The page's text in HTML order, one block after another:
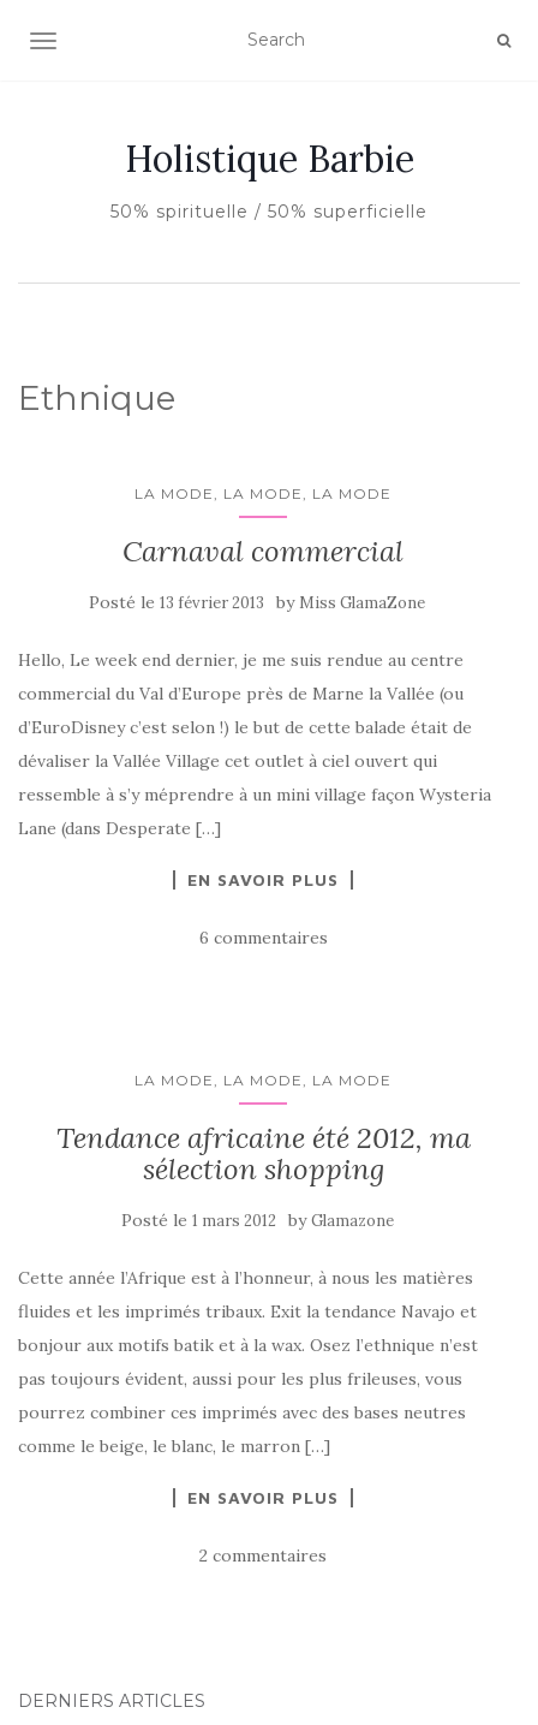
AFFICHER/MASQUER LA NAVIGATION
Holistique Barbie
50% spirituelle / 50% superficielle
Ethnique
LA MODE, LA MODE, LA MODE
Carnaval commercial
Posté le 13 février 2013 by Miss GlamaZone
Hello, Le week end dernier, je me suis rendue au centre
commercial du Val d’Europe près de Marne la Vallée (ou
d’EuroDisney c’est selon !) le but de cette balade était de
dévaliser la Vallée Village cet outlet à ciel ouvert qui
ressemble à s’y méprendre à un mini village façon Wysteria
Lane (dans Desperate […]
EN SAVOIR PLUS
6 commentaires
LA MODE, LA MODE, LA MODE
Tendance africaine été 2012, ma
sélection shopping
Posté le 1 mars 2012 byGlamazone
Cette année l’Afrique est à l’honneur, à nous les matières
fluides et les imprimés tribaux. Exit la tendance Navajo et
bonjour aux motifs batik et à la wax. Osez l’ethnique n’est
pas toujours évident, aussi pour les plus frileuses, vous
pourrez combiner ces imprimés avec des bases neutres
comme le beige, le blanc, le marron […]
EN SAVOIR PLUS
2 commentaires
DERNIERS ARTICLES